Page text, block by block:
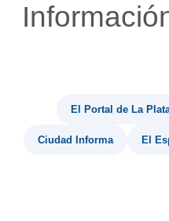
El Portal de La
Ciudad Informa El